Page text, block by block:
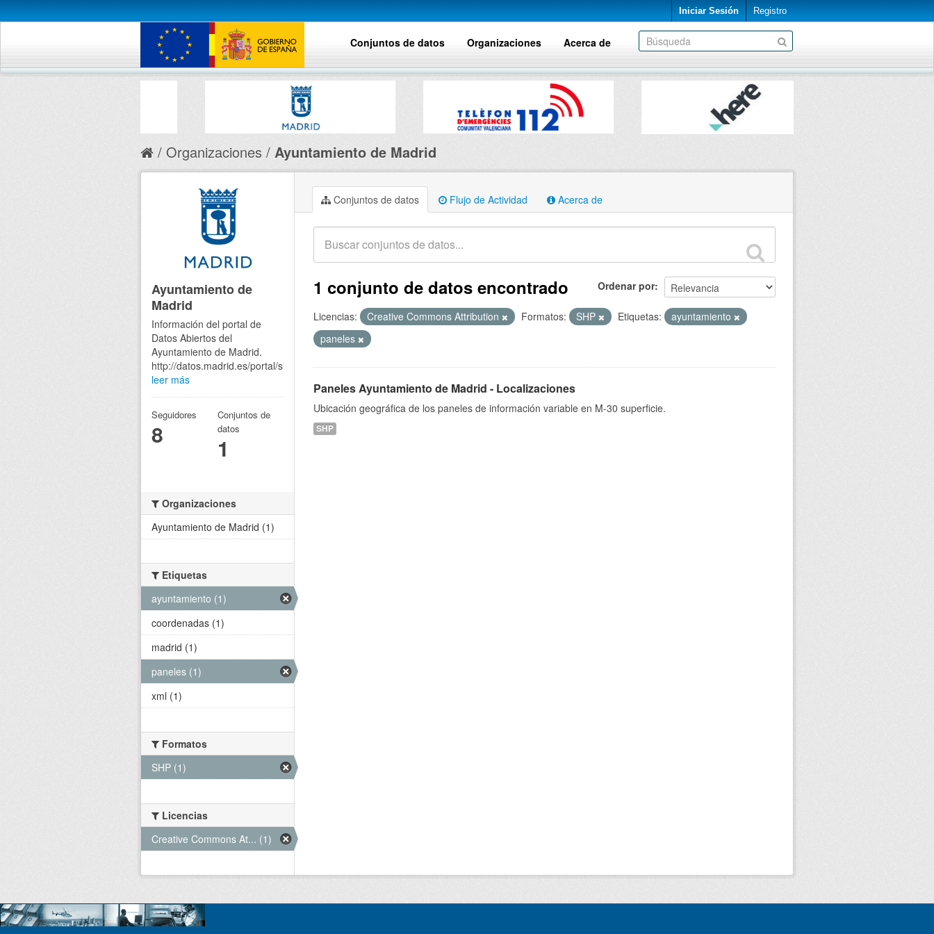
Iniciar Sesión Registro
Conjuntos de datos Organizaciones Acerca de
Organizaciones Ayuntamiento de Madrid
Conjuntos de datos Flujo de Actividad Acerca de
Ordenar por
1 conjunto de datos encontrado
Licencias: Creative Commons Attribution Formatos: SHP Etiquetas:
ayuntamiento
paneles
Paneles Ayuntamiento de Madrid - Localizaciones
Ubicación geográfica de los paneles de información variable en M-30 superficie.
SHP
Ayuntamiento de
Madrid
Información del portal de
Datos Abiertos del
Ayuntamiento de Madrid.
http://datos.madrid.es/portal/site/egob
leer más
Seguidores
8
Conjuntos de
datos
1
Organizaciones
Ayuntamiento de Madrid (1)
Etiquetas
ayuntamiento (1)
coordenadas (1)
madrid (1)
paneles (1)
xml (1)
Formatos
SHP (1)
Licencias
Creative Commons At... (1)